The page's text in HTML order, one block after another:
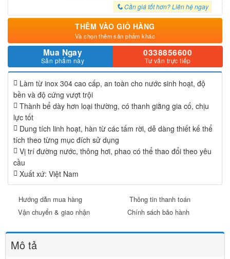
Cần giá tốt hơn? Liên hệ ngay
THÊM VÀO GIỎ HÀNG
Và chọn thêm sản phẩm khác
Mua Ngay
Sản phẩm này
0338856600
Tư vấn trực tiếp
Làm từ inox 304 cao cấp, an toàn cho nước sinh hoạt, độ
bền và độ cứng vượt trội
Thành bể dày hơn loại thường, có thanh giằng gia cố, chịu
lực tốt
Dung tích linh hoạt, hàn từ các tấm rời, dễ dàng thiết kế thể
tích theo từng mục đích sử dụng
Vị trí đường nước, thông hơi, phao có thể thao đổi theo yêu
cầu
Xuất xứ: Việt Nam
Hướng dẫn mua hàng
Thông tin thanh toán
Vận chuyển & giao nhận
Chính sách bảo hành
Mô tả